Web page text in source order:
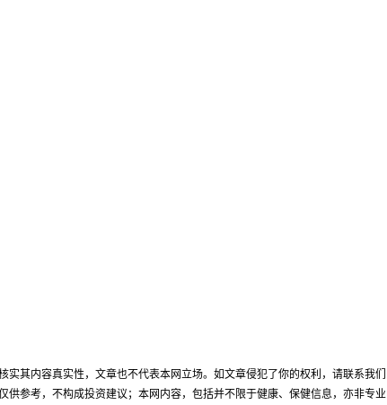
其内容真实性，文章也不代表本网立场。如文章侵犯了你的权利，请联系我们
参考，不构成投资建议；本网内容，包括并不限于健康、保健信息，亦非专业